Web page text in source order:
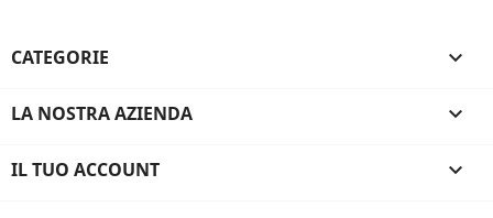
CATEGORIE 
LA NOSTRA AZIENDA 
IL TUO ACCOUNT 